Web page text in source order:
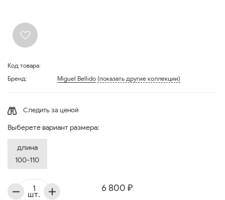
Код товара:
Бренд:
Miguel Bellido (показать другие коллекции)
Следить за ценой
Выберете вариант размера:
длина
100-110
6 800 ₽
шт.